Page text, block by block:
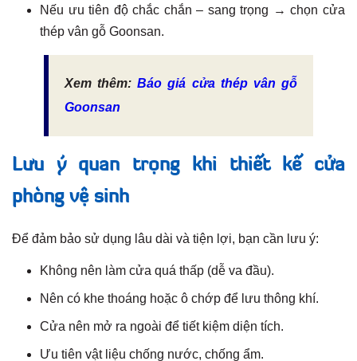
Nếu ưu tiên độ chắc chắn – sang trọng → chọn cửa
thép vân gỗ Goonsan.
Xem thêm:Báo giá cửa thép vân gỗ
Goonsan
Lưu ý quan trọng khi thiết kế cửa
phòng vệ sinh
Để đảm bảo sử dụng lâu dài và tiện lợi, bạn cần lưu ý:
Không nên làm cửa quá thấp (dễ va đầu).
Nên có khe thoáng hoặc ô chớp để lưu thông khí.
Cửa nên mở ra ngoài để tiết kiệm diện tích.
Ưu tiên vật liệu chống nước, chống ẩm.